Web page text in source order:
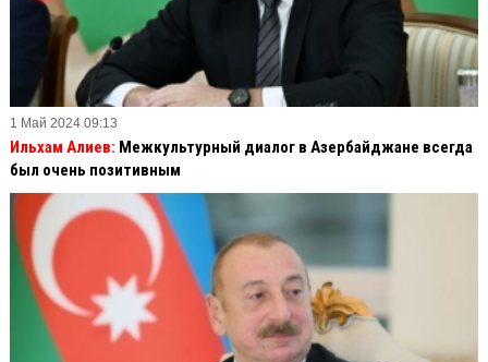
1 Май 2024 09:13
Ильхам Алиев: Межкультурный диалог в Азербайджане всегда
был очень позитивным